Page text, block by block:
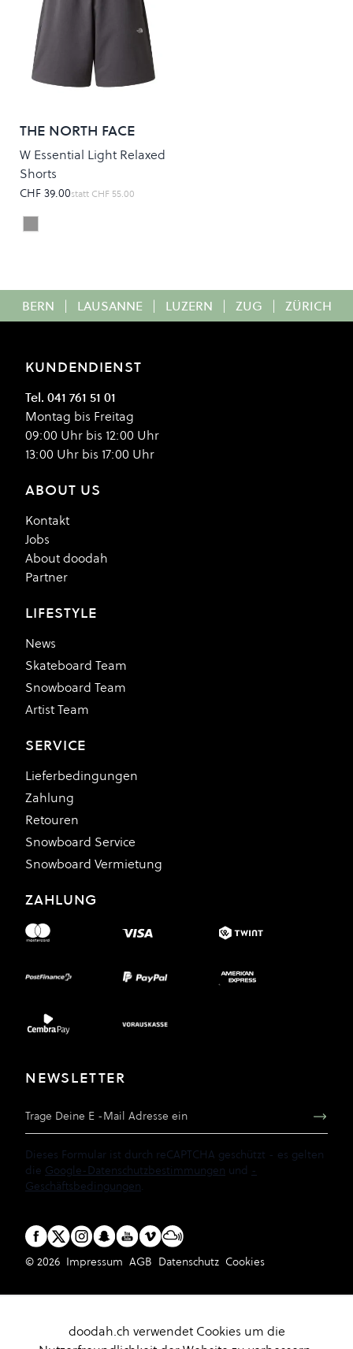
THE NORTH FACE
W Essential Light Relaxed
Shorts
CHF 39.00statt CHF 55.00
Colour
ANTHRACITE GREY
BERN | LAUSANNE | LUZERN | ZUG | ZÜRICH
KUNDENDIENST
Tel. 041 761 51 01
Montag bis Freitag
09:00 Uhr bis 12:00 Uhr
13:00 Uhr bis 17:00 Uhr
ABOUT US
Kontakt
Jobs
About doodah
Partner
LIFESTYLE
News
Skateboard Team
Snowboard Team
Artist Team
SERVICE
Lieferbedingungen
Zahlung
Retouren
Snowboard Service
Snowboard Vermietung
ZAHLUNG
NEWSLETTER
Dieses Formular ist durch reCAPTCHA geschützt - es gelten
die Google-Datenschutzbestimmungen und -
Geschäftsbedingungen.
© 2026 Impressum AGB Datenschutz Cookies
doodah.ch verwendet Cookies um die